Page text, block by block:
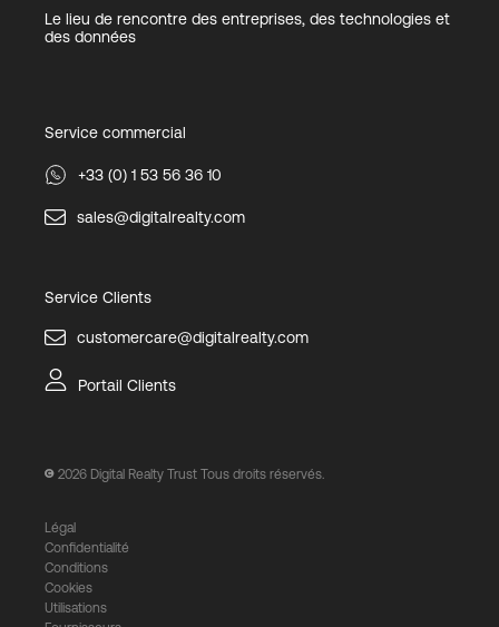
Le lieu de rencontre des entreprises, des technologies et
des données
Service commercial
+33 (0) 1 53 56 36 10
sales@digitalrealty.com
Service Clients
customercare@digitalrealty.com
Portail Clients
2026 Digital Realty Trust Tous droits réservés.
Légal
Confidentialité
Conditions
Cookies
Utilisations